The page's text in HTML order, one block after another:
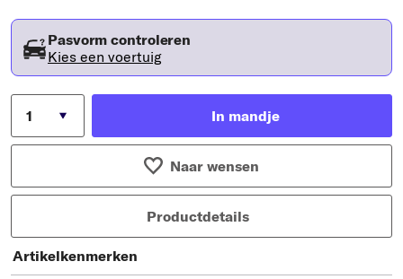
Pasvorm controleren
Kies een voertuig
In mandje
Naar wensen
Productdetails
Artikelkenmerken